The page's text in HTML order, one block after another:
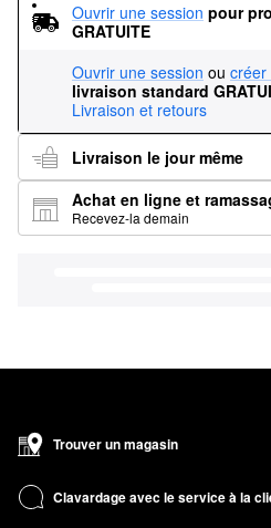
Ouvrir une session pour
GRATUITE
Ouvrir une session ou créer
livraison standard
Livraison et retours
Livraison le jour même
Achat en ligne et
Recevez-la demain
Trouver un magasin
Clavardage avec le service à la